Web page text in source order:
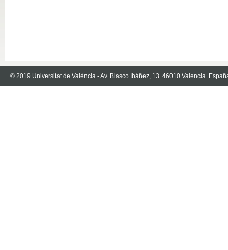
© 2019 Universitat de València - Av. Blasco Ibáñez, 13. 46010 Valencia.